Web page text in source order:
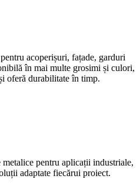
acoperișuri, fațade, garduri
în mai multe grosimi și culori,
oferă durabilitate în timp.
pentru aplicații industriale,
adaptate fiecărui proiect.